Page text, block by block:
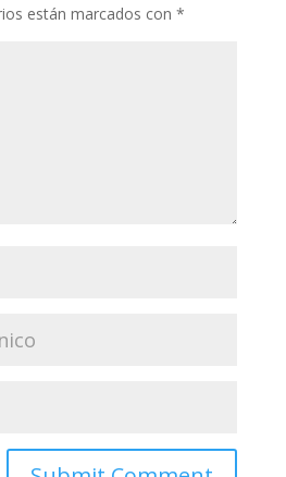
están marcados con *